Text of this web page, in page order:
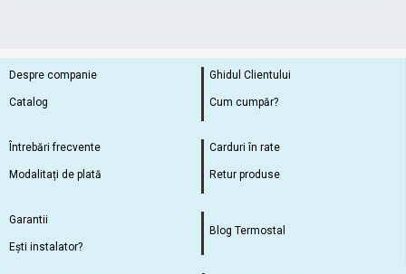
Despre companie
Catalog
Ghidul Clientului
Cum cumpăr?
Întrebări frecvente
Modalitați de plată
Carduri în rate
Retur produse
Garantii
Ești instalator?
Blog Termostal